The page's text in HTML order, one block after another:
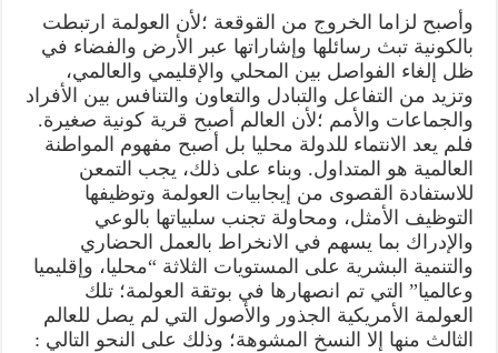
وأصبح لزاما الخروج من القوقعة ؛لأن العولمة ارتبطت
بالكونية تبث رسائلها وإشاراتها عبر الأرض والفضاء في
ظل إلغاء الفواصل بين المحلي والإقليمي والعالمي،
وتزيد من التفاعل والتبادل والتعاون والتنافس بين الأفراد
والجماعات والأمم ؛لأن العالم أصبح قرية كونية صغيرة.
فلم يعد الانتماء للدولة محليا بل أصبح مفهوم المواطنة
العالمية هو المتداول. وبناء على ذلك، يجب التمعن
للاستفادة القصوى من إيجابيات العولمة وتوظيفها
التوظيف الأمثل، ومحاولة تجنب سلبياتها بالوعي
والإدراك بما يسهم في الانخراط بالعمل الحضاري
والتنمية البشرية على المستويات الثلاثة “محليا، وإقليميا
وعالميا” التي تم انصهارها في بوتقة العولمة؛ تلك
العولمة الأمريكية الجذور والأصول التي لم يصل للعالم
الثالث منها إلا النسخ المشوهة؛ وذلك على النحو التالي :